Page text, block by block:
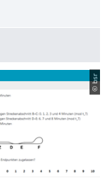
im SoSe
© bsr